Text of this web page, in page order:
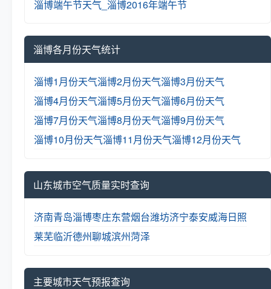
淄博端午节天气_淄博2016年端午节
淄博各月份天气统计
淄博1月份天气淄博2月份天气淄博3月份天气
淄博4月份天气淄博5月份天气淄博6月份天气
淄博7月份天气淄博8月份天气淄博9月份天气
淄博10月份天气淄博11月份天气淄博12月份天气
山东城市空气质量实时查询
济南青岛淄博枣庄东营烟台潍坊济宁泰安威海日照
莱芜临沂德州聊城滨州菏泽
主要城市天气预报查询